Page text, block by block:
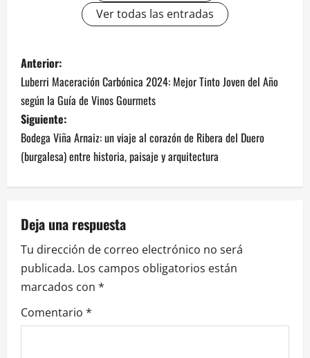
Ver todas las entradas
N
a
v
e
g
a
c
i
ó
n
Anterior:
Luberri Maceración Carbónica 2024: Mejor Tinto Joven del Año
según la Guía de Vinos Gourmets
Siguiente:
Bodega Viña Arnaiz: un viaje al corazón de Ribera del Duero
(burgalesa) entre historia, paisaje y arquitectura
Deja una respuesta
Tu dirección de correo electrónico no será
publicada. Los campos obligatorios están
marcados con *
Comentario *